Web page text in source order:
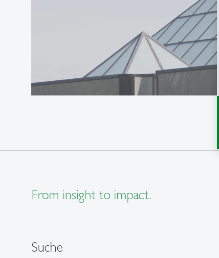
From insight to impact.
Suche